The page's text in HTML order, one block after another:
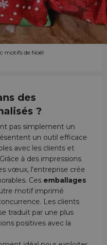
motifs de Noël
des
?
pas simplement un
un outil efficace
avec les clients et
à des impressions
vœux, l'entreprise crée
Ces emballages
motif imprimé
Les clients
traduit par une plus
positives avec la